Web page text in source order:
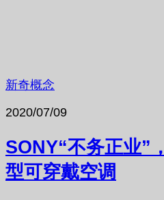
新奇概念
2020/07/09
SONY“不务正业”
型可穿戴空调